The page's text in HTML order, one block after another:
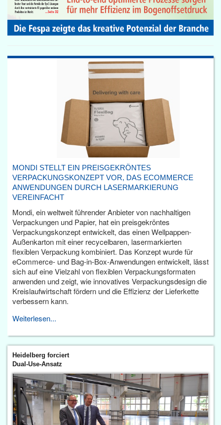
MONDI STELLT EIN PREISGEKRÖNTES
VERPACKUNGSKONZEPT VOR, DAS ECOMMERCE
ANWENDUNGEN DURCH LASERMARKIERUNG
VEREINFACHT
Mondi, ein weltweit führender Anbieter von nachhaltigen
Verpackungen und Papier, hat ein preisgekröntes
Verpackungskonzept entwickelt, das einen Wellpappen-
Außenkarton mit einer recycelbaren, lasermarkierten
flexiblen Verpackung kombiniert. Das Konzept wurde für
eCommerce- und Bag-in-Box-Anwendungen entwickelt, lässt
sich auf eine Vielzahl von flexiblen Verpackungsformaten
anwenden und zeigt, wie innovatives Verpackungsdesign die
Kreislaufwirtschaft fördern und die Effizienz der Lieferkette
verbessern kann.
Weiterlesen...
Heidelberg forciert
Dual-Use-Ansatz